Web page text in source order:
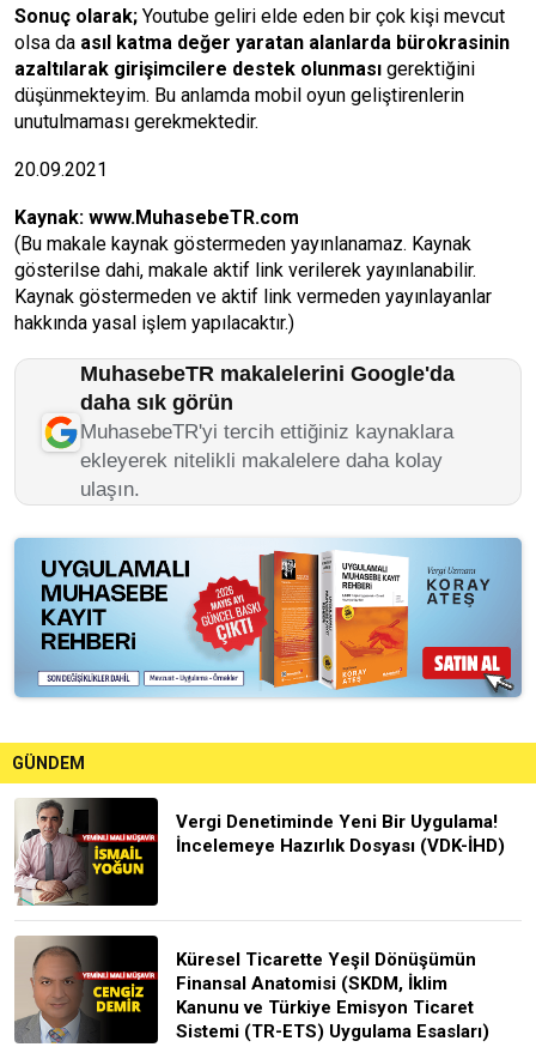
Sonuç olarak; Youtube geliri elde eden bir çok kişi mevcut
olsa da asıl katma değer yaratan alanlarda bürokrasinin
azaltılarak girişimcilere destek olunması gerektiğini
düşünmekteyim. Bu anlamda mobil oyun geliştirenlerin
unutulmaması gerekmektedir.
20.09.2021
Kaynak: www.MuhasebeTR.com
(Bu makale kaynak göstermeden yayınlanamaz. Kaynak
gösterilse dahi, makale aktif link verilerek yayınlanabilir.
Kaynak göstermeden ve aktif link vermeden yayınlayanlar
hakkında yasal işlem yapılacaktır.)
MuhasebeTR makalelerini Google'da
daha sık görün
MuhasebeTR'yi tercih ettiğiniz kaynaklara
ekleyerek nitelikli makalelere daha kolay
ulaşın.
GÜNDEM
Vergi Denetiminde Yeni Bir Uygulama!
İncelemeye Hazırlık Dosyası (VDK-İHD)
Küresel Ticarette Yeşil Dönüşümün
Finansal Anatomisi (SKDM, İklim
Kanunu ve Türkiye Emisyon Ticaret
Sistemi (TR-ETS) Uygulama Esasları)